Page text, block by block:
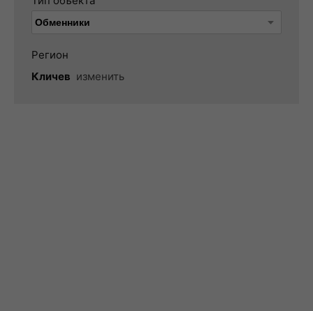
Регион
Кличев изменить